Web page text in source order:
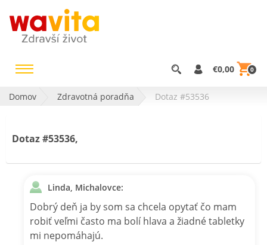
€0,00 0
Domov Zdravotná poradňa Dotaz #53536
Dotaz #53536,
Linda, Michalovce:
Dobrý deň ja by som sa chcela opytať čo mam
robiť veľmi často ma bolí hlava a žiadné tabletky
mi nepomáhajú.